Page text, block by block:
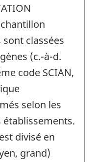
classées
(c.-à-d.
code SCIAN,
selon les
divisé en
grand)